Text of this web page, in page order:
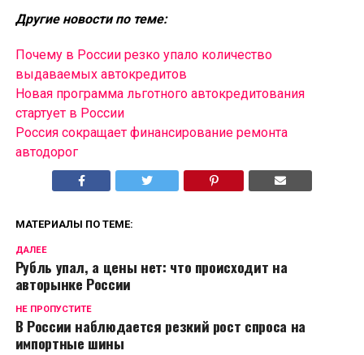
Другие новости по теме:
Почему в России резко упало количество
выдаваемых автокредитов
Новая программа льготного автокредитования
стартует в России
Россия сокращает финансирование ремонта
автодорог
МАТЕРИАЛЫ ПО ТЕМЕ:
ДАЛЕЕ
Рубль упал, а цены нет: что происходит на
авторынке России
НЕ ПРОПУСТИТЕ
В России наблюдается резкий рост спроса на
импортные шины